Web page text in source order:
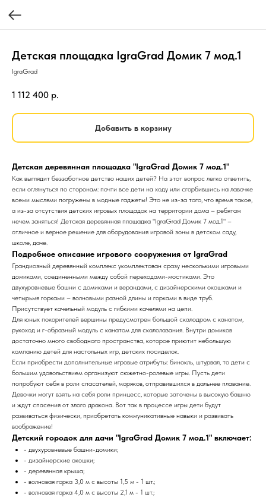
Детская площадка IgraGrad Домик 7 мод.1
IgraGrad
1 112 400 р.
Добавить в корзину
Детская деревянная площадка "IgraGrad Домик 7 мод.1"
Как выглядит беззаботное детство наших детей? На этот вопрос легко ответить,
если оглянуться по сторонам: почти все дети на ходу или сгорбившись на лавочке
всеми мыслями погружены в модные гаджеты! Это не из-за того, что время такое,
а из-за отсутствия детских игровых площадок на территории дома – ребятам
нечем заняться! Детская деревянная площадка "IgraGrad Домик 7 мод.1" –
отличное и верное решение для оборудования игровой зоны в детском саду,
школе, даче.
Подробное описание игрового сооружения от IgraGrad
Грандиозный деревянный комплекс укомплектован сразу несколькими игровыми
домиками, соединенными между собой переходами-мостиками. Это
двухуровневые башни с домиками и верандами, с дизайнерскими окошками и
четырьмя горками – волновыми разной длины и горками в виде труб.
Присутствует качельный модуль с гибкими качелями на цепи.
Для юных покорителей вершины предусмотрен большой скалодром с канатом,
рукоход и г-образный модуль с канатом для скалолазания. Внутри домиков
достаточно много свободного пространства, которое приютит небольшую
компанию детей для настольных игр, детских посиделок.
Если приобрести дополнительные игровые атрибуты: бинокль, штурвал, то дети с
большим удовольствием организуют сюжетно-ролевые игры. Пусть дети
попробуют себя в роли спасателей, моряков, отправившихся в дальнее плавание.
Девочки могут взять на себя роли принцесс, которые заточены в высокую башню
и ждут спасения от злого дракона. Вот так в процессе игры дети будут
развиваться физически, приобретать коммуникативные навыки и развивать
воображение!
Детский городок для дачи "IgraGrad Домик 7 мод.1" включает:
- двухуровневые башни-домики;
- дизайнерские окошки;
- деревянная крыша;
- волновая горка 3,0 м c высоты 1,5 м - 1 шт.;
- волновая горка 4,0 м c высоты 2,1 м - 1 шт.;